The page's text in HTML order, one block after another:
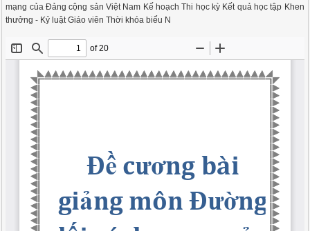
mạng của Đảng cộng sản Việt Nam Kế hoạch Thi học kỳ Kết quả học tập Khen
thưởng - Kỷ luật Giáo viên Thời khóa biểu N